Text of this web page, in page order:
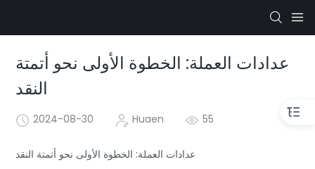
عدادات العملة: الخطوة الأولى نحو أتمتة
النقد
2024-08-30 Huaen 55
عدادات العملة: الخطوة الأولى نحو أتمتة النقد